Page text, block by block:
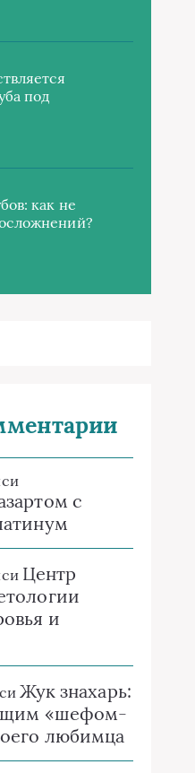
под
как не
с
Центр
и
Жук знахарь:
«шефом-
любимца